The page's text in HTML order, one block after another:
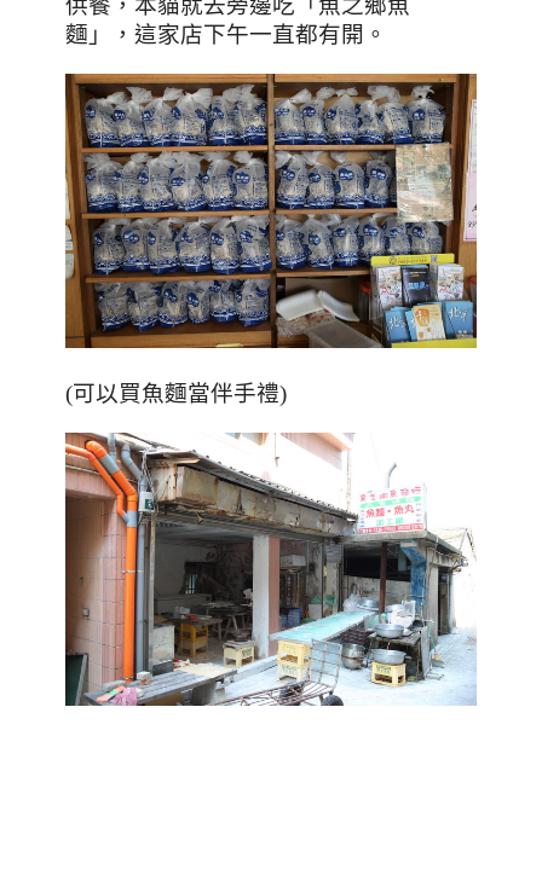
供餐，本貓就去旁邊吃「魚之鄉魚
麵」，這家店下午一直都有開。
(可以買魚麵當伴手禮)